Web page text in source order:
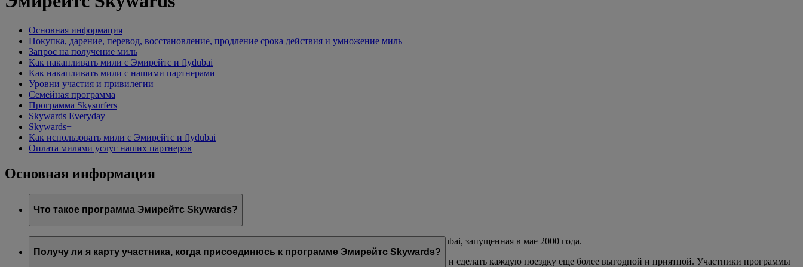
Основная информация
Покупка, дарение, перевод, восстановление, продление срока действия и умножение миль
Запрос на получение миль
Как накапливать мили с Эмирейтс и flydubai
Как накапливать мили с нашими партнерами
Уровни участия и привилегии
Семейная программа
Программа Skysurfers
Skywards Everyday
Skywards+
Как использовать мили с Эмирейтс и flydubai
Оплата милями услуг наших партнеров
Основная информация
Что такое программа Эмирейтс Skywards?
Эмирейтс Skywards — это удостоенная наград программа лояльности авиакомпаний Эмирейтс и flydubai, запущенная в мае 2000 года.
Она предлагает участникам ряд привилегий и возможностей, призванных дополнить их образ жизни и сделать каждую поездку еще более выгодной и приятной. Участники программы
Получу ли я карту участника, когда присоединюсь к программе Эмирейтс Skywards?